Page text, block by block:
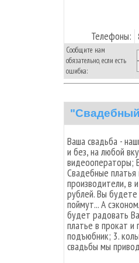
Телефоны:
Сообщите нам
обязательно, если есть
ошибка:
Ваша свадьба -
и без, на любой
видеооператоры;
Свадебные
производители, в
рублей. Вы
поймут... А
будет радовать
платье в прокат и
подъюбник; 3.
свадьбы мы